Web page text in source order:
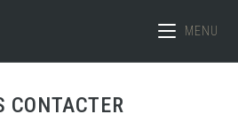
MENU
CONTACTER